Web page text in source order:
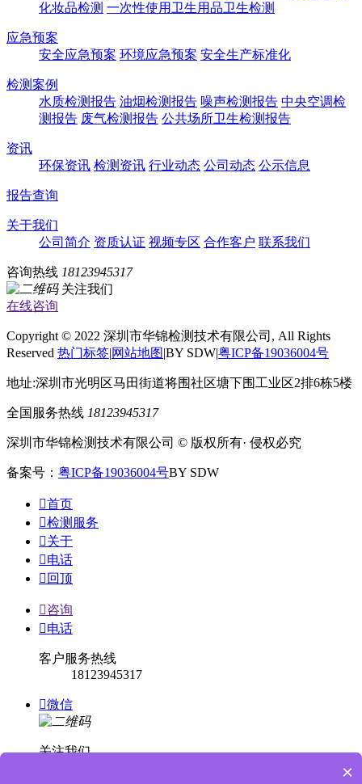
化妆品检测 一次性使用卫生用品卫生检测
应急预案
安全应急预案 环境应急预案 安全生产标准化
检测案例
水质检测报告 油烟检测报告 噪声检测报告 中央空调检
测报告 废气检测报告 公共场所卫生检测报告
资讯
环保资讯 检测资讯 行业动态 公司动态 公示信息
报告查询
关于我们
公司简介 资质认证 视频专区 合作客户 联系我们
咨询热线 18123945317
关注我们
在线咨询
Copyright © 2022 深圳市华锦检测技术有限公司, All Rights
Reserved 热门标签|网站地图|BY SDW|粤ICP备19036004号
地址:深圳市光明区马田街道将围社区塘下围工业区2排6栋5楼
全国服务热线 18123945317
深圳市华锦检测技术有限公司 © 版权所有· 侵权必究
备案号： 粤ICP备19036004号BY SDW
首页
检测服务
关于
电话
 回顶
咨询
电话
客户服务热线
18123945317
微信
关注我们
×